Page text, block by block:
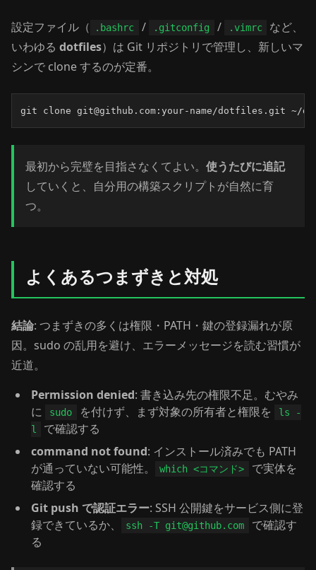
設定ファイル（ .bashrc / .gitconfig / .vimrc
など、
いわゆる dotfiles）は Git リポジトリで管理し、新しいマ
シンで clone するのが定番。
git clone git@github.com:your-name/dotfiles.git ~/
最初から完璧を目指さなくてよい。 使うたびに追記
していくと、自分用の構築スクリプトが自然に育
つ。
よくあるつまずきと対処
結論: つまずきの多くは権限・PATH・鍵の登録漏れが原
因。sudo の乱用を避け、エラーメッセージを読む習慣が
近道。
Permission denied: 書き込み先の権限不足。むやみ
に
sudo を付けず、まず対象の所有者と権限を
ls -
l
で確認する
command not found: インストール済みでも PATH
が通っていない可能性。
which <コマンド>
で実体を
確認する
Git push で認証エラー: SSH 公開鍵をサービス側に登
録できているか、
ssh -T git@github.com
で確認す
る